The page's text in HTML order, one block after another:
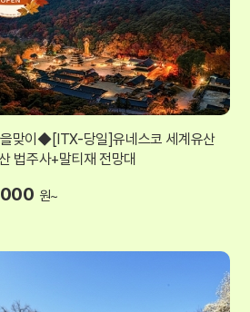
맞이◆[ITX-당일]유네스코 세계유산
법주사+말티재 전망대
원~